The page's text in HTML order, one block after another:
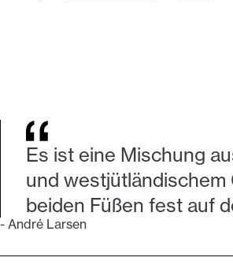
Es ist eine Mischung
und westjütländischem
beiden Füßen fest auf
- André Larsen